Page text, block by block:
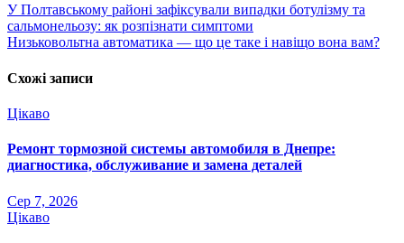
Навігація
записів
У Полтавському районі зафіксували випадки ботулізму та
сальмонельозу: як розпізнати симптоми
Низьковольтна автоматика — що це таке і навіщо вона вам?
Схожі записи
Цікаво
Ремонт тормозной системы автомобиля в Днепре:
диагностика, обслуживание и замена деталей
Сер 7, 2026
Цікаво